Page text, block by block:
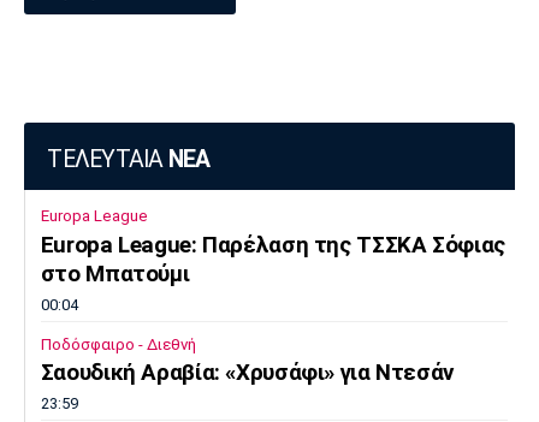
ΤΕΛΕΥΤΑΙΑ ΝΕΑ
Europa League
Europa League: Παρέλαση της ΤΣΣΚΑ Σόφιας
στο Μπατούμι
00:04
Ποδόσφαιρο - Διεθνή
Σαουδική Αραβία: «Χρυσάφι» για Ντεσάν
23:59